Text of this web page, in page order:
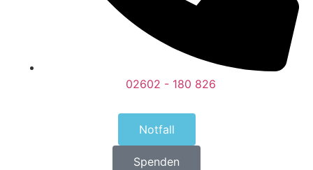
02602 - 180 826
Notfall
Spenden